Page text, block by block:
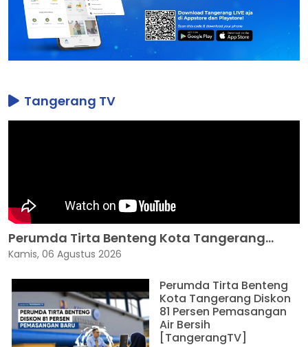
Tangerang TV
Perumda Tirta Benteng Kota Tangerang...
Kamis, 06 Agustus 2026
Perumda Tirta Benteng
Kota Tangerang Diskon
81 Persen Pemasangan
Air Bersih
[TangerangTV]